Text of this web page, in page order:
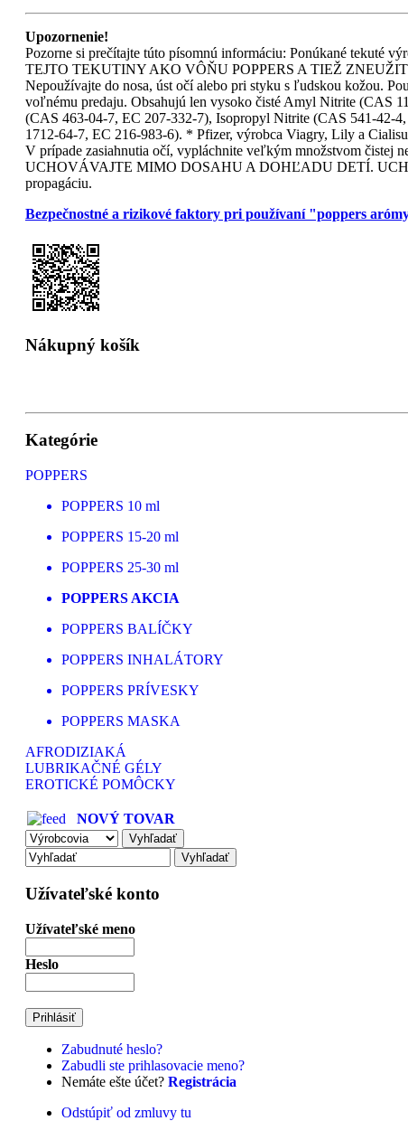
Upozornenie!
Pozorne si prečítajte túto písomnú informáciu: Ponúkané tekuté
TEJTO TEKUTINY AKO VÔŇU POPPERS A TIEŽ
Nepoužívajte do nosa, úst očí alebo pri styku s ľudskou kožou.
voľnému predaju. Obsahujú len vysoko čisté Amyl Nitrite (CAS
(CAS 463-04-7, EC 207-332-7), Isopropyl Nitrite (CAS 541-42-
1712-64-7, EC 216-983-6). * Pfizer, výrobca Viagry, Lily a
V prípade zasiahnutia očí, vypláchnite veľkým množstvom
UCHOVÁVAJTE MIMO DOSAHU A DOHĽADU DETÍ.
propagáciu.
Bezpečnostné a rizikové faktory pri používaní "poppers
Nákupný košík
Kategórie
POPPERS
POPPERS 10 ml
POPPERS 15-20 ml
POPPERS 25-30 ml
POPPERS AKCIA
POPPERS BALÍČKY
POPPERS INHALÁTORY
POPPERS PRÍVESKY
POPPERS MASKA
AFRODIZIAKÁ
LUBRIKAČNÉ GÉLY
EROTICKÉ POMÔCKY
NOVÝ TOVAR
Užívateľské konto
Užívateľské meno
Heslo
Zabudnuté heslo?
Zabudli ste prihlasovacie meno?
Nemáte ešte účet? Registrácia
Odstúpiť od zmluvy tu